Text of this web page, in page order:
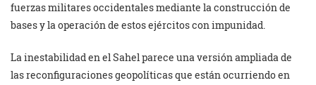
fuerzas militares occidentales mediante la construcción de
bases y la operación de estos ejércitos con impunidad.
La inestabilidad en el Sahel parece una versión ampliada de
las reconfiguraciones geopolíticas que están ocurriendo en